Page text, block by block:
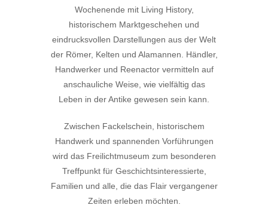
Wochenende mit Living History,
historischem Marktgeschehen und
eindrucksvollen Darstellungen aus der Welt
der Römer, Kelten und Alamannen. Händler,
Handwerker und Reenactor vermitteln auf
anschauliche Weise, wie vielfältig das
Leben in der Antike gewesen sein kann.
Zwischen Fackelschein, historischem
Handwerk und spannenden Vorführungen
wird das Freilichtmuseum zum besonderen
Treffpunkt für Geschichtsinteressierte,
Familien und alle, die das Flair vergangener
Zeiten erleben möchten.